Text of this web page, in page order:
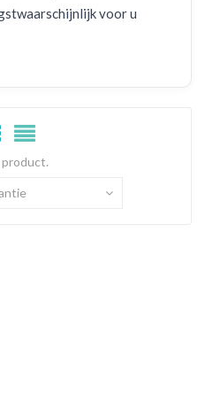
voor u
product.